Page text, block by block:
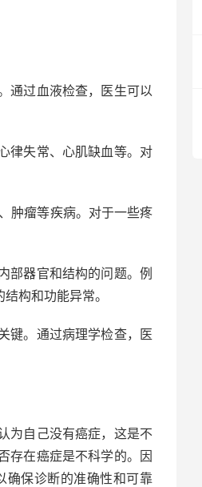
通过血液检查，医生可以
律失常、心肌缺血等。对
肿瘤等疾病。对于一些疼
器官和结构的问题。例
构和功能异常。
键。通过病理学检查，医
为自己没有癌症，这是不
存在癌症是不科学的。因
确保诊断的准确性和可靠